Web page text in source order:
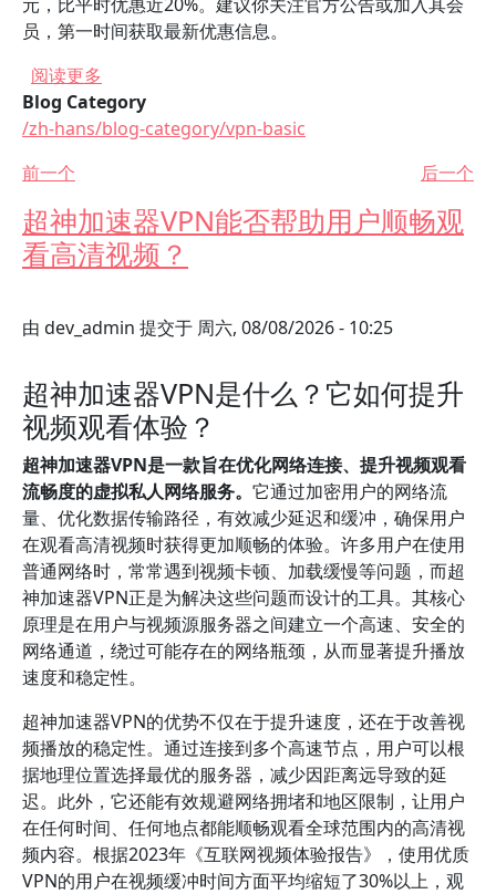
员，第一时间获取最新优惠信息。
阅读更多
Blog Category
/zh-hans/blog-category/vpn-basic
前一个
后一个
超神加速器VPN能否帮助用户顺畅观
看高清视频？
由 dev_admin 提交于 周六, 08/08/2026 - 10:25
超神加速器VPN是什么？它如何提升
视频观看体验？
超神加速器VPN是一款旨在优化网络连接、提升视频观看
流畅度的虚拟私人网络服务。 它通过加密用户的网络流
量、优化数据传输路径，有效减少延迟和缓冲，确保用户
在观看高清视频时获得更加顺畅的体验。许多用户在使用
普通网络时，常常遇到视频卡顿、加载缓慢等问题，而超
神加速器VPN正是为解决这些问题而设计的工具。其核心
原理是在用户与视频源服务器之间建立一个高速、安全的
网络通道，绕过可能存在的网络瓶颈，从而显著提升播放
速度和稳定性。
超神加速器VPN的优势不仅在于提升速度，还在于改善视
频播放的稳定性。通过连接到多个高速节点，用户可以根
据地理位置选择最优的服务器，减少因距离远导致的延
迟。此外，它还能有效规避网络拥堵和地区限制，让用户
在任何时间、任何地点都能顺畅观看全球范围内的高清视
频内容。根据2023年《互联网视频体验报告》，使用优质
VPN的用户在视频缓冲时间方面平均缩短了30%以上，观